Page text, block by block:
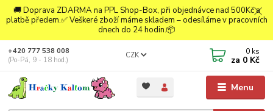
🚚 Doprava ZDARMA na PPL Shop-Box, při objednávce nad 500Kč a
platbě předem.✅ Veškeré zboží máme skladem – odesíláme v pracovních
dnech do 24 hodin.📦
Menu
CZK
+420 777 538 008
(Po-Pá, 9 - 18 hod.)
0 ks
za 0 Kč